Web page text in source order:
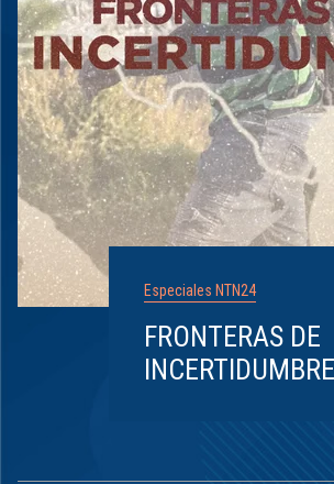
Especiales NTN24
FRONTERAS DE
INCERTIDUMBRE